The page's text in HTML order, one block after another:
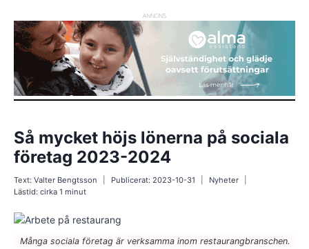
ANNONS
Så mycket höjs lönerna på sociala
företag 2023-2024
Text: Valter Bengtsson Publicerat: 2023-10-31
Nyheter
Lästid: cirka 1 minut
Många sociala företag är verksamma inom restaurangbranschen.